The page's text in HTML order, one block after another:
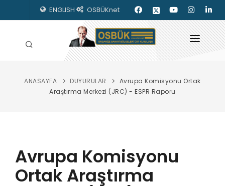
ENGLISH OSBÜKnet
HAKKIMIZDA
KILAVUZLAR
YAYINLARIMIZ
ANASAYFA DUYURULAR
Avrupa Komisyonu Ortak
Araştırma Merkezi (JRC) - ESPR Raporu
Avrupa Komisyonu
Ortak Araştırma